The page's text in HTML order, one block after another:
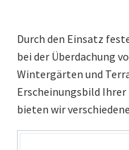
Durch den Einsatz
bei der Überdachung
Wintergärten und
Erscheinungsbild
bieten wir